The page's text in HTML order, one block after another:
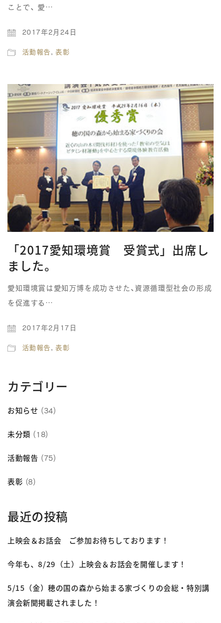
ことで、 愛…
2017年2月24日
活動報告,表彰
「2017愛知環境賞 受賞式」出席し
ました。
愛知環境賞は愛知万博を成功させた、資源循環型社会の形成
を促進する…
2017年2月17日
活動報告 ,表彰
カテゴリー
お知らせ (34)
未分類 (18)
活動報告 (75)
表彰 (8)
最近の投稿
上映会＆お話会 ご参加お待ちしております！
今年も、8/29（土）上映会＆お話会を開催します！
5/15（金）穂の国の森から始まる家づくりの会総・特別講
演会新聞掲載されました！